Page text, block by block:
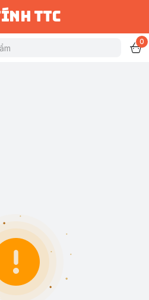
ttc
0